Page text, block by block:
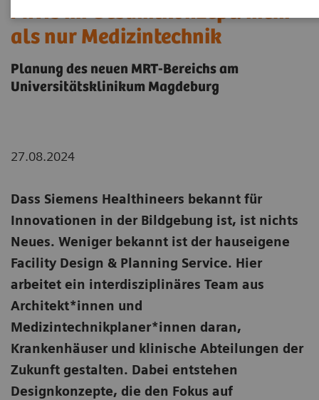
MRTs im Gesamtkonzept: mehr
als nur Medizintechnik
Planung des neuen MRT-Bereichs am
Universitätsklinikum Magdeburg
27.08.2024
Dass Siemens Healthineers bekannt für
Innovationen in der Bildgebung ist, ist nichts
Neues. Weniger bekannt ist der hauseigene
Facility Design & Planning Service. Hier
arbeitet ein interdisziplinäres Team aus
Architekt*innen und
Medizintechnikplaner*innen daran,
Krankenhäuser und klinische Abteilungen der
Zukunft gestalten. Dabei entstehen
Designkonzepte, die den Fokus auf